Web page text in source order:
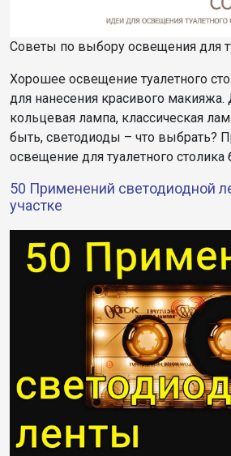
Советы по выбору освещения для
Хорошее освещение туалетного
для нанесения красивого макияжа.
кольцевая лампа, классическая
быть, светодиоды – что выбрать?
освещение для туалетного
50 Применений светодиодной
участке